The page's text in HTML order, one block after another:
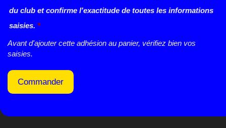
du club et confirme l'exactitude de toutes les informations
saisies. *
Avant d'ajouter cette adhésion au panier, vérifiez bien vos
saisies.
Commander